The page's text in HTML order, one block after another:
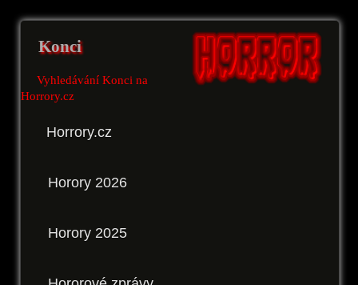
Konci
Vyhledávání Konci na
Horrory.cz
Horrory.cz
Horory 2026
Horory 2025